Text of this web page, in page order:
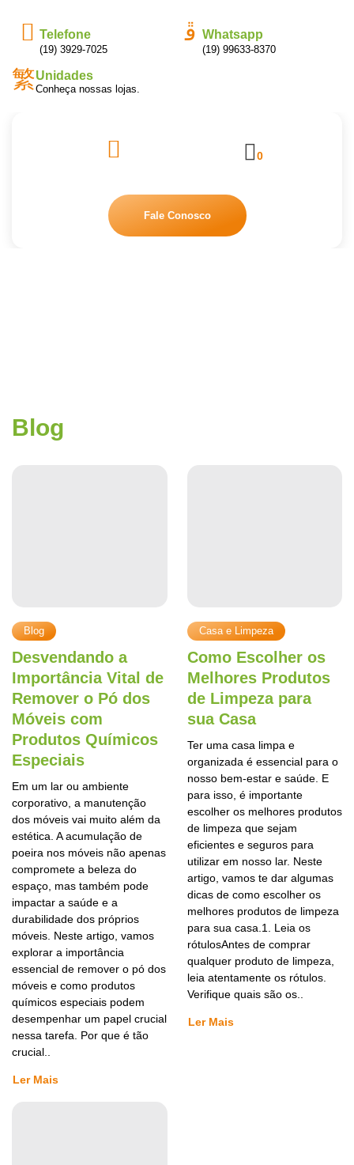
Telefone
(19) 3929-7025
Whatsapp
(19) 99633-8370
Unidades
Conheça nossas lojas.
0
Fale Conosco
Blog
Blog
Desvendando a
Importância Vital de
Remover o Pó dos
Móveis com
Produtos Químicos
Especiais
Em um lar ou ambiente
corporativo, a manutenção
dos móveis vai muito além da
estética. A acumulação de
poeira nos móveis não apenas
compromete a beleza do
espaço, mas também pode
impactar a saúde e a
durabilidade dos próprios
móveis. Neste artigo, vamos
explorar a importância
essencial de remover o pó dos
móveis e como produtos
químicos especiais podem
desempenhar um papel crucial
nessa tarefa. Por que é tão
crucial..
Ler Mais
Casa e Limpeza
Como Escolher os
Melhores Produtos
de Limpeza para
sua Casa
Ter uma casa limpa e
organizada é essencial para o
nosso bem-estar e saúde. E
para isso, é importante
escolher os melhores produtos
de limpeza que sejam
eficientes e seguros para
utilizar em nosso lar. Neste
artigo, vamos te dar algumas
dicas de como escolher os
melhores produtos de limpeza
para sua casa.1. Leia os
rótulosAntes de comprar
qualquer produto de limpeza,
leia atentamente os rótulos.
Verifique quais são os..
Ler Mais